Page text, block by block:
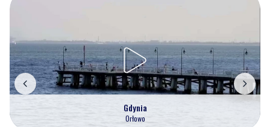
Gdynia
Orłowo